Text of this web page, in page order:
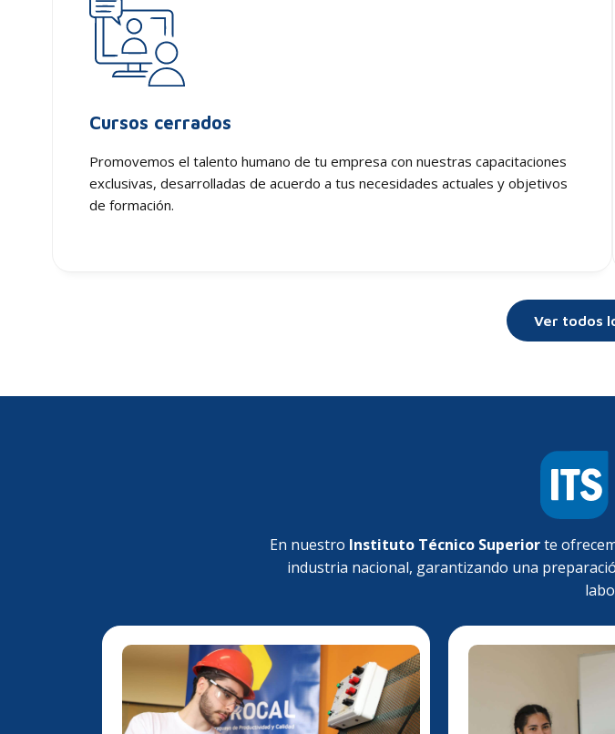
Cursos cerrados
Promovemos el talento humano de tu empresa con nuestras capacitaciones
exclusivas, desarrolladas de acuerdo a tus necesidades actuales y objetivos
de formación.
Ver todos
En nuestro Instituto Técnico Superiorte
industria nacional, garantizando una